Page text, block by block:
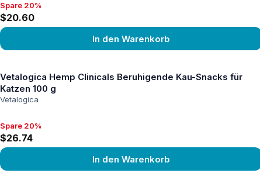
Spare 20%, $20.60
Spare 20%
$20.60
In den Warenkorb
Vetalogica Hemp Clinicals Beruhigende Kau-Snacks für
Katzen 100 g
Vetalogica
Spare 20%, $26.74
Spare 20%
$26.74
In den Warenkorb